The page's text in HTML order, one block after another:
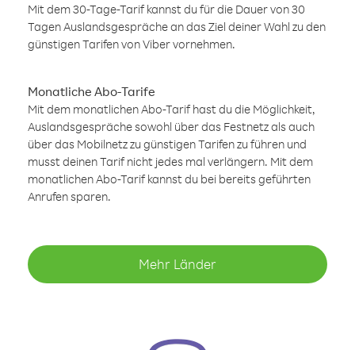
Mit dem 30-Tage-Tarif kannst du für die Dauer von 30
Tagen Auslandsgespräche an das Ziel deiner Wahl zu den
günstigen Tarifen von Viber vornehmen.
Monatliche Abo-Tarife
Mit dem monatlichen Abo-Tarif hast du die Möglichkeit,
Auslandsgespräche sowohl über das Festnetz als auch
über das Mobilnetz zu günstigen Tarifen zu führen und
musst deinen Tarif nicht jedes mal verlängern. Mit dem
monatlichen Abo-Tarif kannst du bei bereits geführten
Anrufen sparen.
Mehr Länder